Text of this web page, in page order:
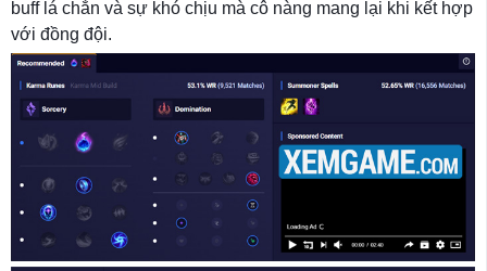
buff lá chắn và sự khó chịu mà cô nàng mang lại khi kết hợp
với đồng đội.